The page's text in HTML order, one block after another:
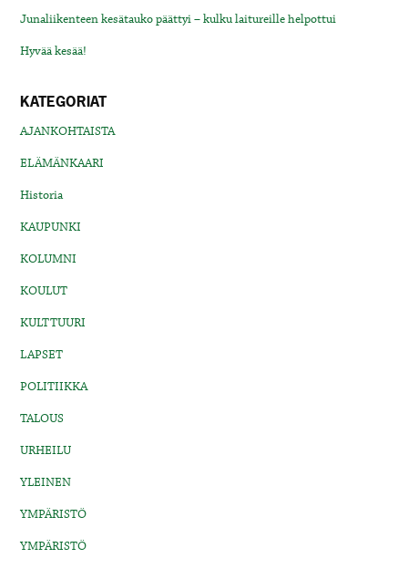
Junaliikenteen kesätauko päättyi – kulku laitureille helpottui
Hyvää kesää!
KATEGORIAT
AJANKOHTAISTA
ELÄMÄNKAARI
Historia
KAUPUNKI
KOLUMNI
KOULUT
KULTTUURI
LAPSET
POLITIIKKA
TALOUS
URHEILU
YLEINEN
YMPÄRISTÖ
YMPÄRISTÖ